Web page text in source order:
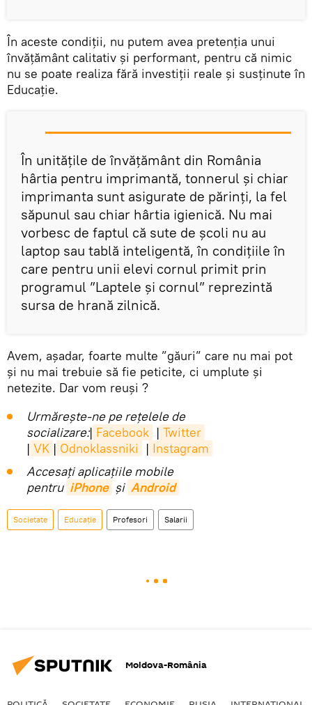
În aceste condiții, nu putem avea pretenția unui
învățământ calitativ și performant, pentru că nimic
nu se poate realiza fără investiții reale și susținute în
Educație.
În unitățile de învățământ din România
hârtia pentru imprimantă, tonnerul și chiar
imprimanta sunt asigurate de părinți, la fel
săpunul sau chiar hârtia igienică. Nu mai
vorbesc de faptul că sute de școli nu au
laptop sau tablă inteligentă, în condițiile în
care pentru unii elevi cornul primit prin
programul ”Laptele și cornul” reprezintă
sursa de hrană zilnică.
Avem, așadar, foarte multe ”găuri” care nu mai pot
și nu mai trebuie să fie peticite, ci umplute și
netezite. Dar vom reuși ?
Urmărește-ne pe rețelele de
socializare:| Facebook | Twitter
| VK | Odnoklassniki | Instagram
Accesaţi aplicaţiile mobile
pentru iPhone și Android
Societate Educație Profesori Salarii
Moldova-România